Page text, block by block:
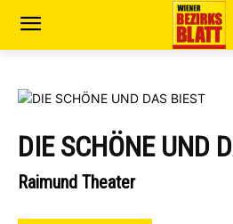
DIE SCHÖNE UND
Raimund Theater